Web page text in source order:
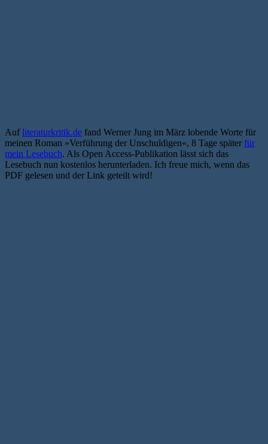
Aufliteraturkritik.de fand Werner Jung im März lobende Worte für
meinen Roman »Verführung der Unschuldigen«, 8 Tage später für
mein Lesebuch. Als Open Access-Publikation lässt sich das
Lesebuch nun kostenlos herunterladen. Ich freue mich, wenn das
PDF gelesen und der Link geteilt wird!